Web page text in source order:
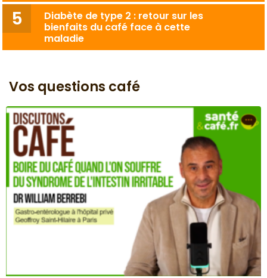
Diabète de type 2 : retour sur les
bienfaits du café face à cette
maladie
Vos questions café